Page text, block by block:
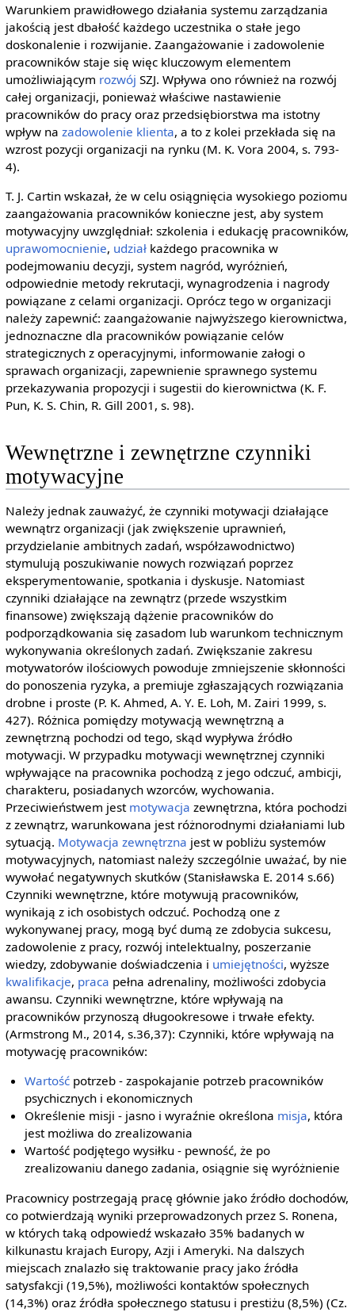
Warunkiem prawidłowego działania systemu zarządzania
jakością jest dbałość każdego uczestnika o stałe jego
doskonalenie i rozwijanie. Zaangażowanie i zadowolenie
pracowników staje się więc kluczowym elementem
umożliwiającym rozwój SZJ. Wpływa ono również na rozwój
całej organizacji, ponieważ właściwe nastawienie
pracowników do pracy oraz przedsiębiorstwa ma istotny
wpływ na zadowolenie klienta, a to z kolei przekłada się na
wzrost pozycji organizacji na rynku (M. K. Vora 2004, s. 793-
4).
T. J. Cartin wskazał, że w celu osiągnięcia wysokiego poziomu
zaangażowania pracowników konieczne jest, aby system
motywacyjny uwzględniał: szkolenia i edukację pracowników,
uprawomocnienie, udziałkażdego pracownika w
podejmowaniu decyzji, system nagród, wyróżnień,
odpowiednie metody rekrutacji, wynagrodzenia i nagrody
powiązane z celami organizacji. Oprócz tego w organizacji
należy zapewnić: zaangażowanie najwyższego kierownictwa,
jednoznaczne dla pracowników powiązanie celów
strategicznych z operacyjnymi, informowanie załogi o
sprawach organizacji, zapewnienie sprawnego systemu
przekazywania propozycji i sugestii do kierownictwa (K. F.
Pun, K. S. Chin, R. Gill 2001, s. 98).
Wewnętrzne i zewnętrzne czynniki
motywacyjne
Należy jednak zauważyć, że czynniki motywacji działające
wewnątrz organizacji (jak zwiększenie uprawnień,
przydzielanie ambitnych zadań, współzawodnictwo)
stymulują poszukiwanie nowych rozwiązań poprzez
eksperymentowanie, spotkania i dyskusje. Natomiast
czynniki działające na zewnątrz (przede wszystkim
finansowe) zwiększają dążenie pracowników do
podporządkowania się zasadom lub warunkom technicznym
wykonywania określonych zadań. Zwiększanie zakresu
motywatorów ilościowych powoduje zmniejszenie skłonności
do ponoszenia ryzyka, a premiuje zgłaszających rozwiązania
drobne i proste (P. K. Ahmed, A. Y. E. Loh, M. Zairi 1999, s.
427). Różnica pomiędzy motywacją wewnętrzną a
zewnętrzną pochodzi od tego, skąd wypływa źródło
motywacji. W przypadku motywacji wewnętrznej czynniki
wpływające na pracownika pochodzą z jego odczuć, ambicji,
charakteru, posiadanych wzorców, wychowania.
Przeciwieństwem jest motywacja zewnętrzna, która pochodzi
z zewnątrz, warunkowana jest różnorodnymi działaniami lub
sytuacją. Motywacja zewnętrzna jest w pobliżu systemów
motywacyjnych, natomiast należy szczególnie uważać, by nie
wywołać negatywnych skutków (Stanisławska E. 2014 s.66)
Czynniki wewnętrzne, które motywują pracowników,
wynikają z ich osobistych odczuć. Pochodzą one z
wykonywanej pracy, mogą być dumą ze zdobycia sukcesu,
zadowolenie z pracy, rozwój intelektualny, poszerzanie
wiedzy, zdobywanie doświadczenia i umiejętności, wyższe
kwalifikacje, praca pełna adrenaliny, możliwości zdobycia
awansu. Czynniki wewnętrzne, które wpływają na
pracowników przynoszą długookresowe i trwałe efekty.
(Armstrong M., 2014, s.36,37): Czynniki, które wpływają na
motywację pracowników:
Wartość potrzeb - zaspokajanie potrzeb pracowników
psychicznych i ekonomicznych
Określenie misji - jasno i wyraźnie określona misja, która
jest możliwa do zrealizowania
Wartość podjętego wysiłku - pewność, że po
zrealizowaniu danego zadania, osiągnie się wyróżnienie
Pracownicy postrzegają pracę głównie jako źródło dochodów,
co potwierdzają wyniki przeprowadzonych przez S. Ronena,
w których taką odpowiedź wskazało 35% badanych w
kilkunastu krajach Europy, Azji i Ameryki. Na dalszych
miejscach znalazło się traktowanie pracy jako źródła
satysfakcji (19,5%), możliwości kontaktów społecznych
(14,3%) oraz źródła społecznego statusu i prestiżu (8,5%) (Cz.